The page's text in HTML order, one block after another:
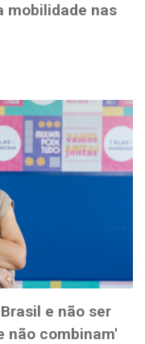
mobilidade nas
e não ser
não combinam'